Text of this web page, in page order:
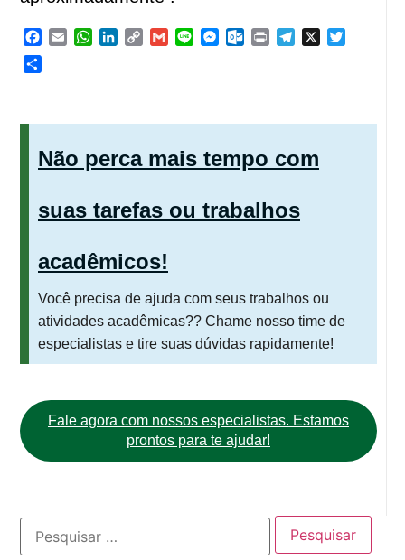
Facebook
EmailWhatsApp
LinkedIn
Copy GmailLine Messenger
Outlook.com
Print Telegram
Não perca mais tempo com
suas tarefas ou trabalhos
acadêmicos!
Você precisa de ajuda com seus trabalhos ou
atividades acadêmicas?? Chame nosso time de
especialistas e tire suas dúvidas rapidamente!
Fale agora com nossos especialistas. Estamos
prontos para te ajudar!